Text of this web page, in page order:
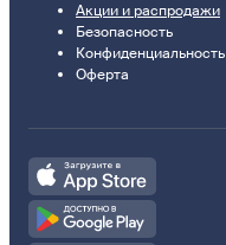
Акции и распродажи
Безопасность
Конфиденциальность
Оферта